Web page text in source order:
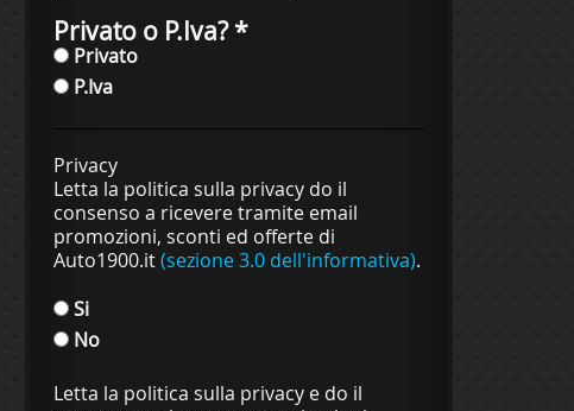
Privato o P.Iva?*
Privato
P.Iva
Privacy
Letta la politica sulla privacy do il
consenso a ricevere tramite email
promozioni, sconti ed offerte di
Auto1900.it(sezione 3.0 dell'informativa).
Si
No
Letta la politica sulla privacy e do il